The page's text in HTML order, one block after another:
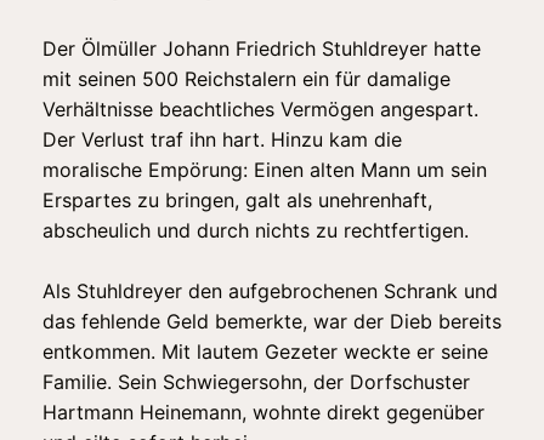
Der Ölmüller Johann Friedrich Stuhldreyer hatte
mit seinen 500 Reichstalern ein für damalige
Verhältnisse beachtliches Vermögen angespart.
Der Verlust traf ihn hart. Hinzu kam die
moralische Empörung: Einen alten Mann um sein
Erspartes zu bringen, galt als unehrenhaft,
abscheulich und durch nichts zu rechtfertigen.
Als Stuhldreyer den aufgebrochenen Schrank und
das fehlende Geld bemerkte, war der Dieb bereits
entkommen. Mit lautem Gezeter weckte er seine
Familie. Sein Schwiegersohn, der Dorfschuster
Hartmann Heinemann, wohnte direkt gegenüber